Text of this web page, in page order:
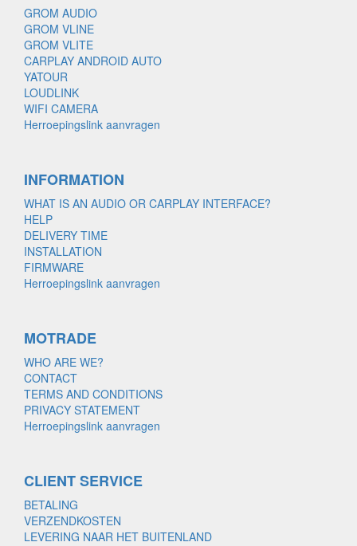
GROM AUDIO
GROM VLINE
GROM VLITE
CARPLAY ANDROID AUTO
YATOUR
LOUDLINK
WIFI CAMERA
Herroepingslink aanvragen
INFORMATION
WHAT IS AN AUDIO OR CARPLAY INTERFACE?
HELP
DELIVERY TIME
INSTALLATION
FIRMWARE
Herroepingslink aanvragen
MOTRADE
WHO ARE WE?
CONTACT
TERMS AND CONDITIONS
PRIVACY STATEMENT
Herroepingslink aanvragen
CLIENT SERVICE
BETALING
VERZENDKOSTEN
LEVERING NAAR HET BUITENLAND